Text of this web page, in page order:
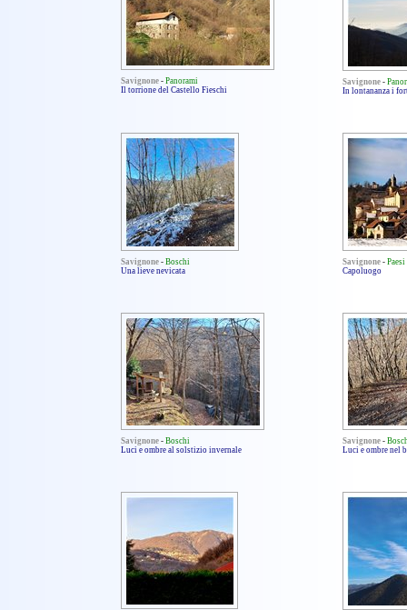
Savignone - Panorami
Il torrione del Castello Fieschi
Savignone -
In lontananza i
Savignone - Boschi
Una lieve nevicata
Savignone - Paesi
Capoluogo
Savignone - Boschi
Luci e ombre al solstizio invernale
Savignone -
Luci e ombre nel